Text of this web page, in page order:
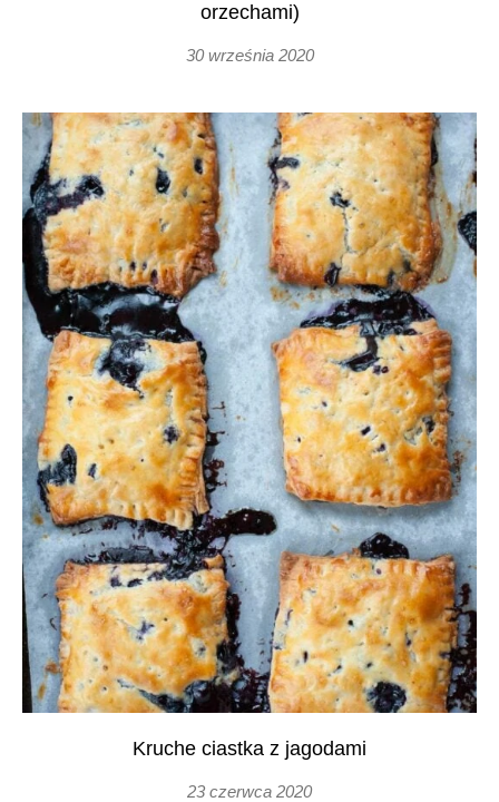
orzechami)
30 września 2020
Kruche ciastka z jagodami
23 czerwca 2020